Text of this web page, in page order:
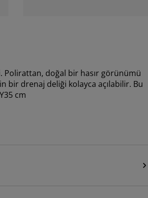
Polirattan, doğal bir hasır görünümü
bir drenaj deliği kolayca açılabilir. Bu
cm